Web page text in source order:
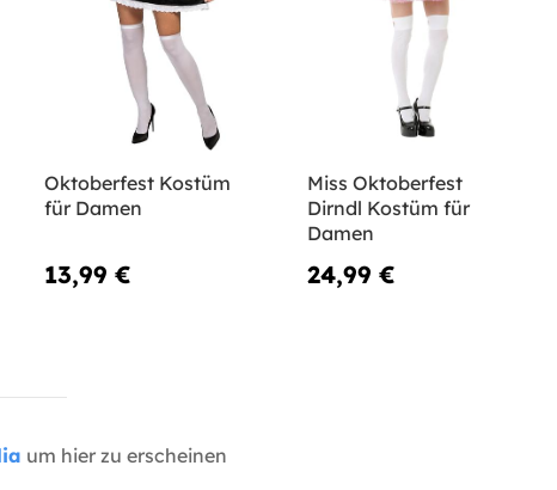
Oktoberfest Kostüm
für Damen
13,99 €
Miss Oktoberfest
Dirndl Kostüm für
Damen
24,99 €
um hier zu erscheinen